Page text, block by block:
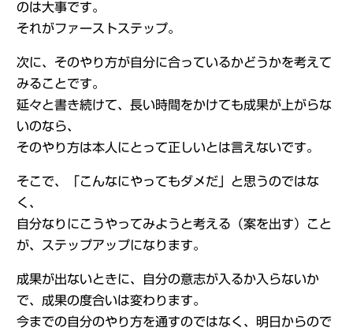
のは大事です。
それがファーストステップ。
次に、そのやり方が自分に合っているかどうかを考えて
みることです。
延々と書き続けて、長い時間をかけても成果が上がらな
いのなら、
そのやり方は本人にとって正しいとは言えないです。
そこで、「こんなにやってもダメだ」と思うのではな
く、
自分なりにこうやってみようと考える（案を出す）こと
が、ステップアップになります。
成果が出ないときに、自分の意志が入るか入らないか
で、成果の度合いは変わります。
今までの自分のやり方を通すのではなく、明日からので